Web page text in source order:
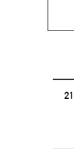
دھرنے کا مسئلہ حل ہوا تو 20 یا 21